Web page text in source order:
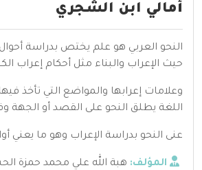
أمالي ابن الشجري
النحو العربي هو علم يختص بدراسة
حيث الإعراب والبناء مثل أحكام إعراب
وعلامات إعرابها والمواضع التي تأخذ
اللغة يطلق النحو على القصد أو الجهة
عنى النحو بدراسة الإعراب وهو ما يعني
المؤلف: هبة الله علي محمد حمزة